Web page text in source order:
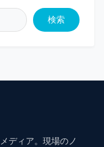
検索
ディア。現場のノ